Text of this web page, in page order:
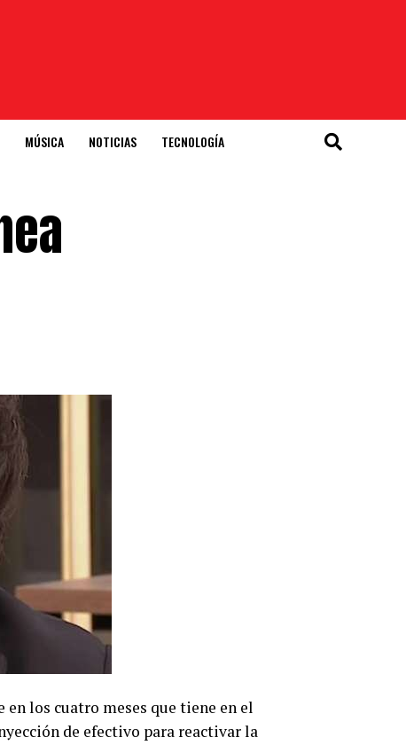
MÚSICA NOTICIAS TECNOLOGÍA
los cuatro meses que tiene en el
de efectivo para reactivar la